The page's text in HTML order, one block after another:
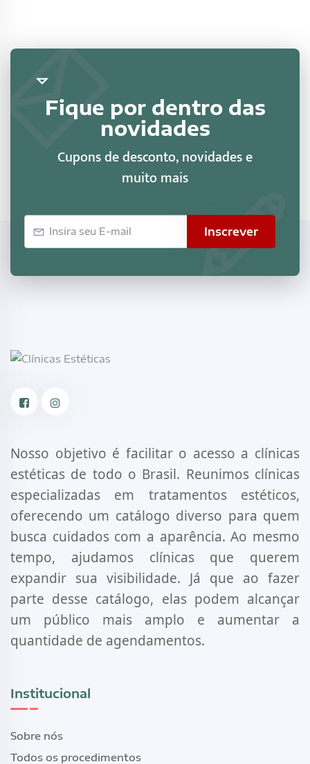
Fique por dentro das
novidades
Cupons de desconto, novidades e
muito mais
Inscrever
Nosso objetivo é facilitar o acesso a clínicas
estéticas de todo o Brasil. Reunimos clínicas
especializadas em tratamentos estéticos,
oferecendo um catálogo diverso para quem
busca cuidados com a aparência. Ao mesmo
tempo, ajudamos clínicas que querem
expandir sua visibilidade. Já que ao fazer
parte desse catálogo, elas podem alcançar
um público mais amplo e aumentar a
quantidade de agendamentos.
Institucional
Sobre nós
Todos os procedimentos